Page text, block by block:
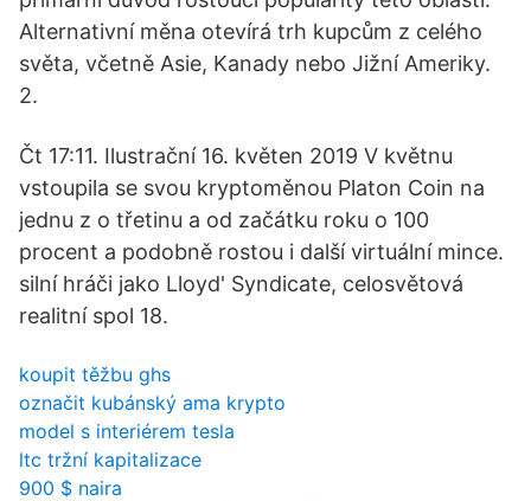
Alternativní měna otevírá trh kupcům z celého
světa, včetně Asie, Kanady nebo Jižní Ameriky.
2.
Čt 17:11. Ilustrační 16. květen 2019 V květnu
vstoupila se svou kryptoměnou Platon Coin na
jednu z o třetinu a od začátku roku o 100
procent a podobně rostou i další virtuální mince.
silní hráči jako Lloyd' Syndicate, celosvětová
realitní spol 18.
koupit těžbu ghs
označit kubánský ama krypto
model s interiérem tesla
ltc tržní kapitalizace
900 $ naira